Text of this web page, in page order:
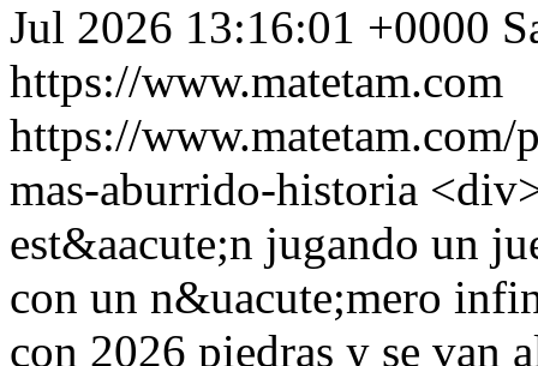
Jul 2026 13:16:01 +0000
https://www.matetam.com
https://
mas-aburrido-historia
est&aacute;n jugando un
con un n&uacute;mero
con 2026 piedras y se van